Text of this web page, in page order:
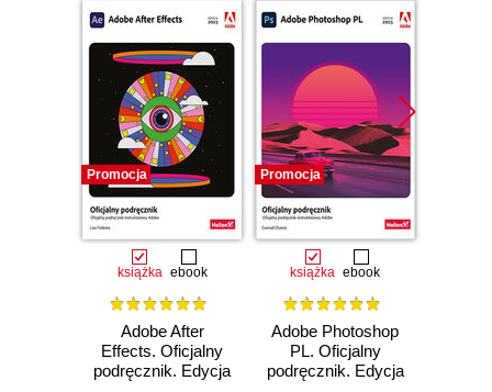
Promocja
książka ebook
Adobe After
Effects. Oficjalny
podręcznik. Edycja
Promocja
książka ebook
Adobe Photoshop
PL. Oficjalny
podręcznik. Edycja